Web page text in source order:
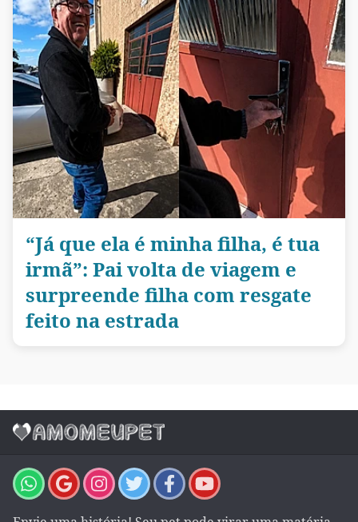
“Já que ela é minha filha, é tua
irmã”: Pai volta de viagem e
surpreende filha com resgate
feito na estrada